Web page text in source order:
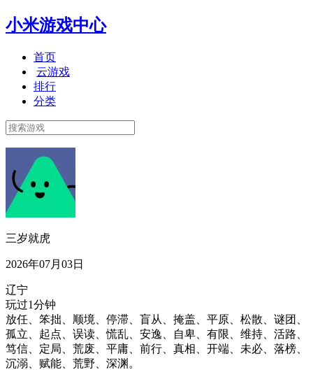
小米游戏中心
首页
云游戏
排行
分类
三岁就虎
2026年07月03日
辽宁
玩过1分钟
放任、笨拙、顺境、停滞、盲从、掩盖、平原、松散、谜团、
孤立、起点、误读、慌乱、安逸、自卑、有限、维持、活路、
笃信、定局、荒废、平庸、前行、真相、开端、未必、落榜、
沉溺、赋能、荒野、深渊。